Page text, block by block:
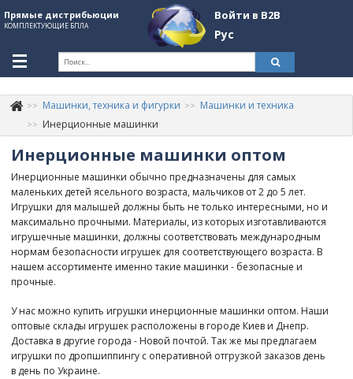
Прямые дистрибьюции
КОМПЛЕКТУЮЩИЕ БПЛА
Войти в B2B
Рус
+380507774092
Информация о компании
About Company
Обзоры
Категории
Бренды
Стать партнером
Машинки, техника и фигурки
Машинки и техника
Инерционные машинки
Инерционные машинки оптом
Инерционные машинки обычно предназначены для самых
маленьких детей ясельного возраста, мальчиков от 2 до 5 лет.
Игрушки для малышей должны быть не только интересными, но и
максимально прочными. Материалы, из которых изготавливаются
игрушечные машинки, должны соответствовать международным
нормам безопасности игрушек для соответствующего возраста. В
нашем ассортименте именно такие машинки - безопасные и
прочные.
У нас можно купить игрушки инерционные машинки оптом. Наши
оптовые склады игрушек расположены в городе Киев и Днепр.
Доставка в другие города - Новой почтой. Так же мы предлагаем
игрушки по дропшиппингу с оперативной отгрузкой заказов день
в день по Украине.